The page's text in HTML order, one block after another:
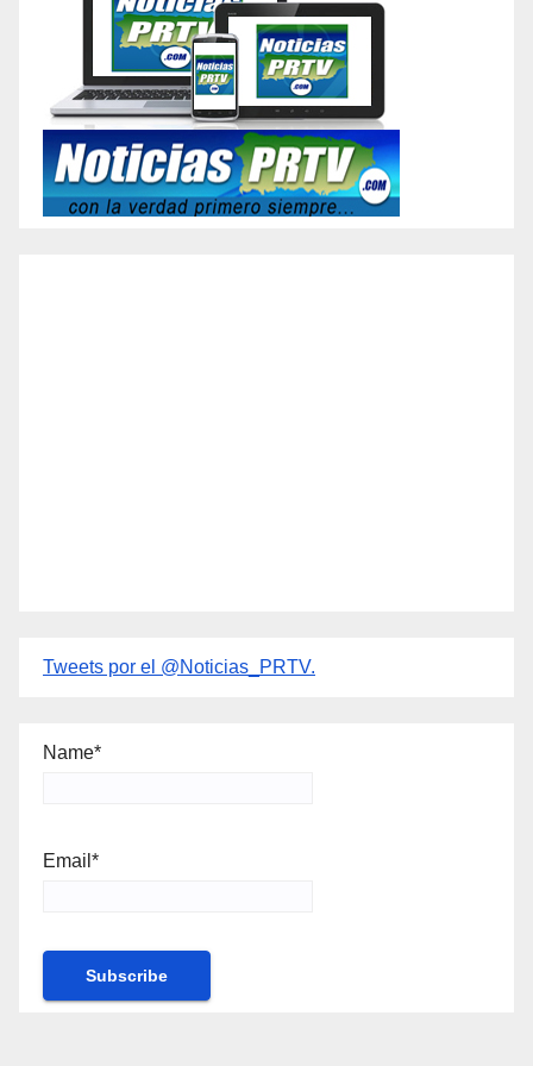
Tweets por el @Noticias_PRTV.
Name*
Email*